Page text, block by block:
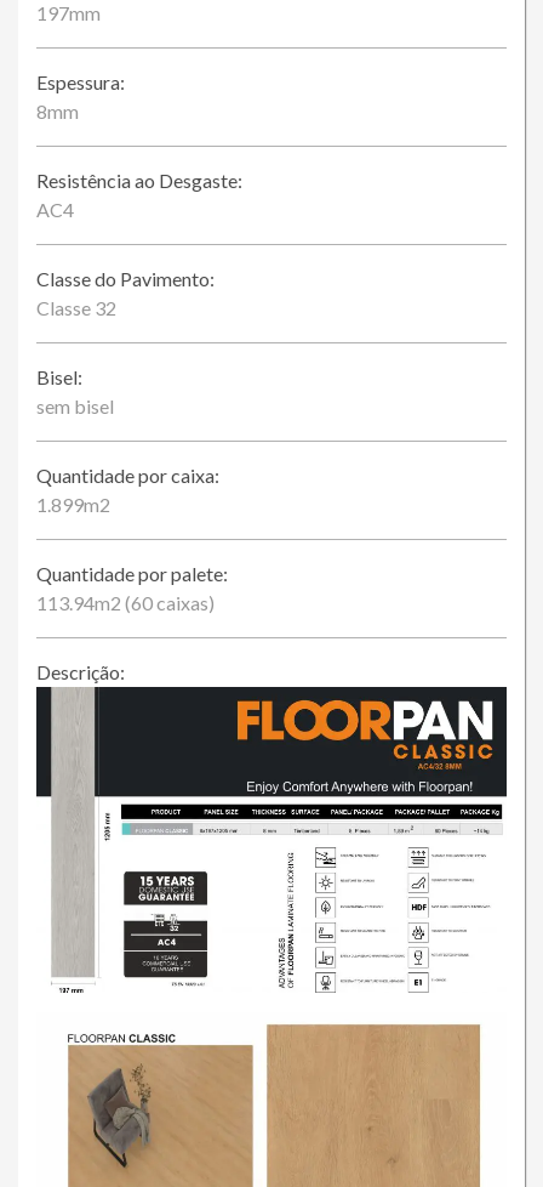
197mm
Espessura:
8mm
Resistência ao Desgaste:
AC4
Classe do Pavimento:
Classe 32
Bisel:
sem bisel
Quantidade por caixa:
1.899m2
Quantidade por palete:
113.94m2 (60 caixas)
Descrição: